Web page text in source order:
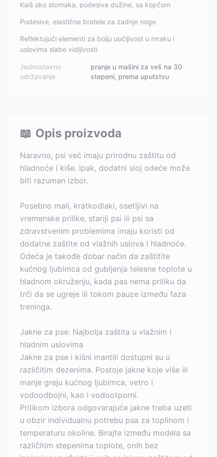
Kaiš oko stomaka, podesive dužine, sa kopčom
Podesive, elastične bratele za zadnje noge
Reflektujući elementi za bolju uočljivost u mraku i
uslovima slabe vidljivosti
Jednostavno
održavanje
pranje u mašini za veš na 30
stepeni, prema uputstvu
📖 Opis proizvoda
Naravno, psi već imaju prirodnu zaštitu od
hladnoće i kiše. Ipak, dodatni sloj odeće može
biti razuman izbor.
Posebno mali, kratkodlaki, osetljivi na
vremenske prilike, stariji psi ili psi sa
zdravstvenim problemima imaju koristi od
dodatne zaštite od vlažnih uslova i hladnoće.
Odeća je takođe dobar način da zaštitite
kućnog ljubimca od gubljenja telesne toplote u
hladnom okruženju, kada pas nema priliku da
trči da se ugreje ili tokom pauze između faza
treninga.
Jakne za pse: Najbolja zaštita u vlažnim i
hladnim uslovima
Jakne za pse i kišni mantili dostupni su u
različitim dezenima. Postoje jakne koje više ili
manje greju kućnog ljubimca, vetro i
vodoodbojni, kao i vodootporni.
Prilikom izbora odgovarajuće jakne treba uzeti
u obzir individualnu potrebu psa za toplinom i
temperaturu okoline. Birajte između modela sa
različitim stepenima toplote, onih bez